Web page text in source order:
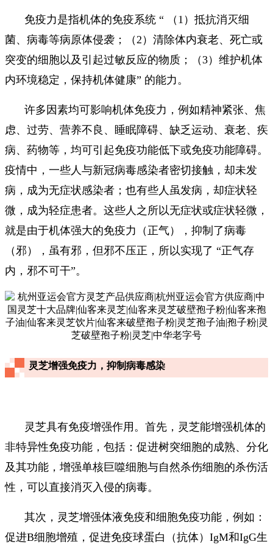
免疫力是指机体的免疫系统 “ （1）抵抗消灭细
菌、病毒等病原体侵袭；（2）清除体内衰老、死亡或
突变的细胞以及引起过敏反应的物质；（3）维护机体
内环境稳定，保持机体健康” 的能力。
许多因素均可影响机体免疫力，例如精神紧张、焦
虑、过劳、营养不良、睡眠障碍、缺乏运动、衰老、疾
病、药物等，均可引起免疫功能低下或免疫功能障碍。
疫情中，一些人与新冠病毒感染者密切接触，却未发
病，成为无症状感染者；也有些人虽发病，却症状轻
微，成为轻症患者。这些人之所以无症状或症状轻微，
就是由于机体强大的免疫力（正气），抑制了病毒
（邪），虽有邪，但邪不压正，所以实现了 “正气存
内，邪不可干”。
灵芝增强免疫力，抑制病毒感染
灵芝具有免疫增强作用。首先，灵芝能增强机体的
非特异性免疫功能，包括：促进树突细胞的成熟、分化
及其功能，增强单核巨噬细胞与自然杀伤细胞的杀伤活
性，可以直接消灭入侵的病毒。
其次，灵芝增强体液免疫和细胞免疫功能，例如：
促进B细胞增殖，促进免疫球蛋白（抗体）IgM和IgG生